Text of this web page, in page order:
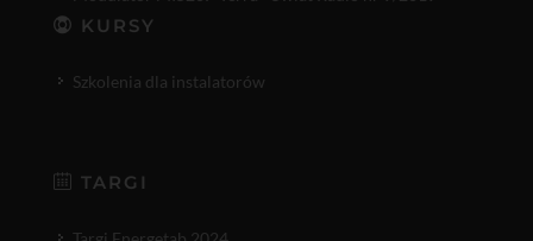
KURSY
Szkolenia dla instalatorów
TARGI